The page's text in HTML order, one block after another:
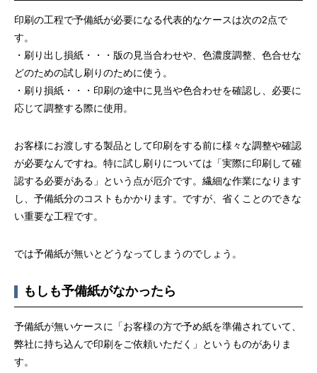
た！
2025.12.04 2023.05.25
第4回 色の話をしますが何か… 第3回 色上質紙の
印刷の工程で予備紙が必要になる代表的なケースは次の2点で
す。
・刷り出し損紙・・・版の見当合わせや、色濃度調整、色合せな
どのための試し刷りのために使う。
・刷り損紙・・・印刷の途中に見当や色合わせを確認し、必要に
応じて調整する際に使用。
お客様にお渡しする製品として印刷をする前に様々な調整や確認
が必要なんですね。特に試し刷りについては「実際に印刷して確
認する必要がある」という点が厄介です。繊細な作業になります
し、予備紙分のコストもかかります。ですが、省くことのできな
い重要な工程です。
では予備紙が無いとどうなってしまうのでしょう。
もしも予備紙がなかったら
予備紙が無いケースに「お客様の方で予め紙を準備されていて、
弊社に持ち込んで印刷をご依頼いただく」というものがありま
す。